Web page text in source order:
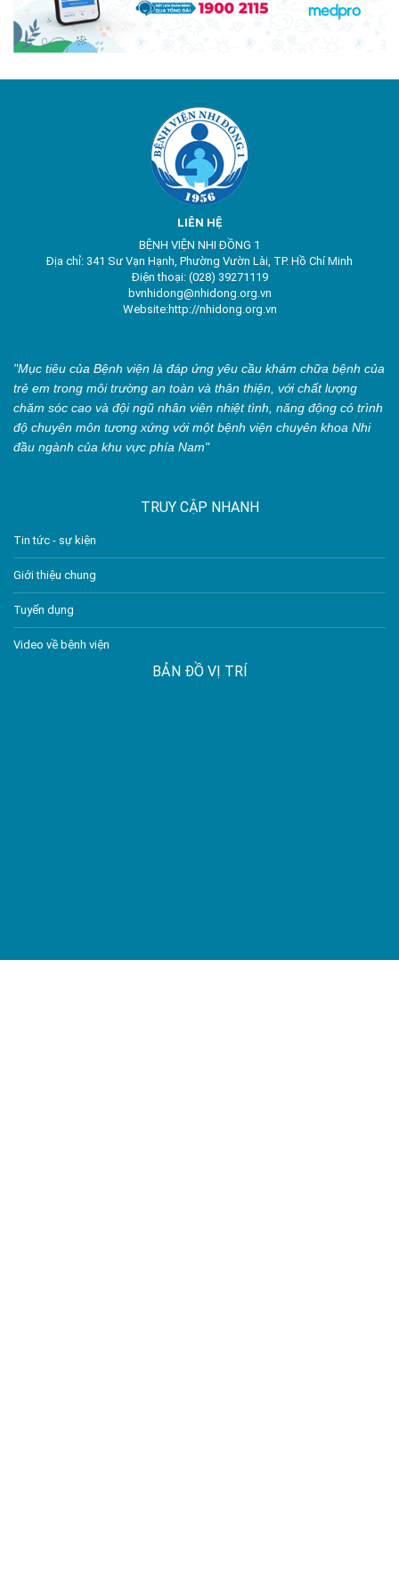
LIÊN HỆ
BỆNH VIỆN NHI ĐỒNG 1
Địa chỉ: 341 Sư Vạn Hạnh, Phường Vườn Lài, TP. Hồ Chí Minh
Điện thoại: (028) 39271119
bvnhidong@nhidong.org.vn
Website:http://nhidong.org.vn
"Mục tiêu của Bệnh viện là đáp ứng yêu cầu khám chữa bệnh của
trẻ em trong môi trường an toàn và thân thiện, với chất lượng
chăm sóc cao và đội ngũ nhân viên nhiệt tình, năng động có trình
độ chuyên môn tương xứng với một bệnh viện chuyên khoa Nhi
đầu ngành của khu vực phía Nam"
TRUY CẬP NHANH
Tin tức - sự kiện
Giới thiệu chung
Tuyển dụng
Video về bệnh viện
BẢN ĐỒ VỊ TRÍ